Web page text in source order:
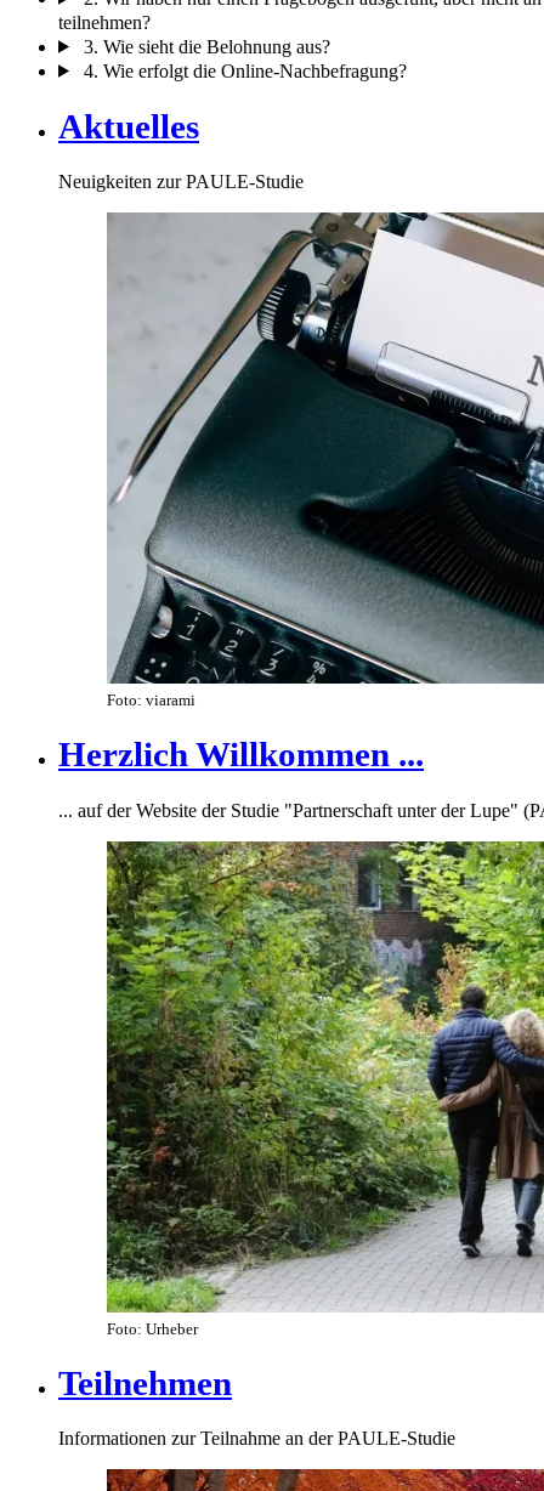
teilnehmen?
3. Wie sieht die Belohnung aus?
4. Wie erfolgt die Online-Nachbefragung?
Aktuelles
Neuigkeiten zur PAULE-Studie
Foto: viarami
Herzlich Willkommen ...
... auf der Website der Studie "Partnerschaft unter der Lupe"
Foto: Urheber
Teilnehmen
Informationen zur Teilnahme an der PAULE-Studie